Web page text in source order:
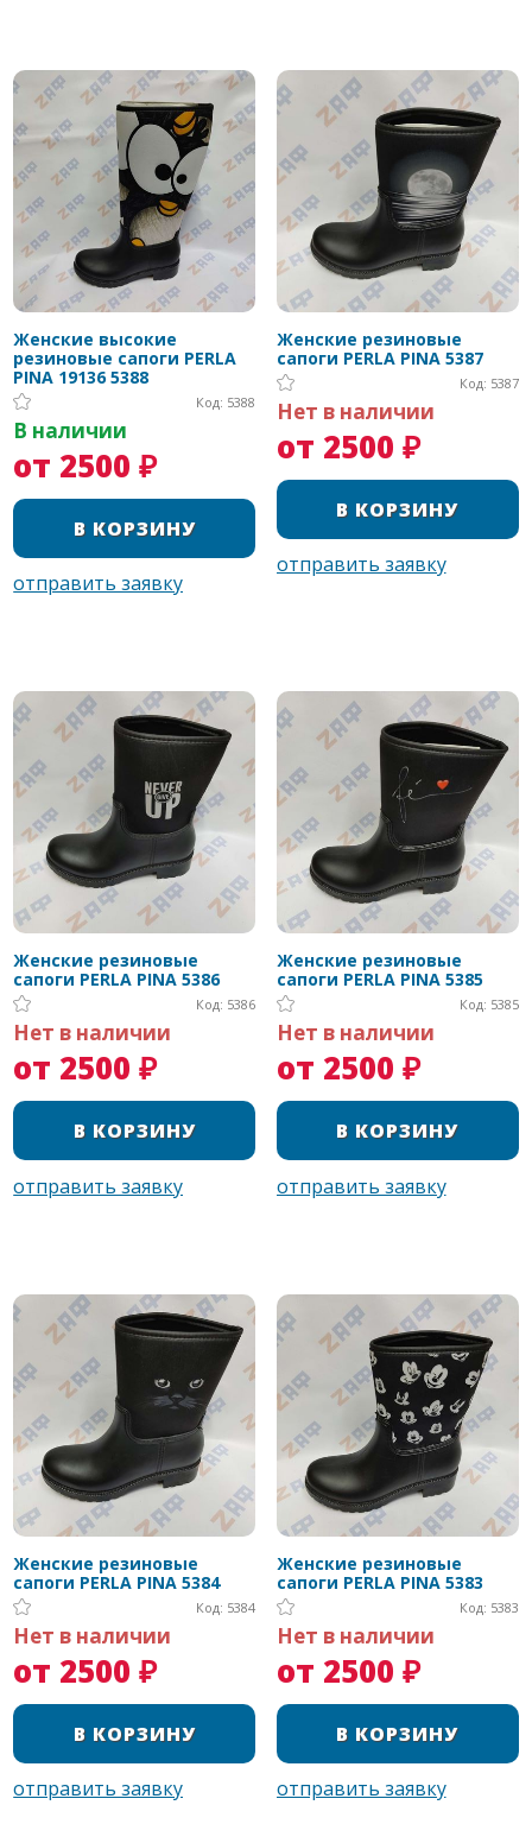
Женские высокие
резиновые сапоги PERLA
PINA 19136 5388
Код: 5388
В наличии
от 2500 ₽
Женские резиновые
сапоги PERLA PINA 5387
Код: 5387
Нет в наличии
от 2500 ₽
Женские резиновые
сапоги PERLA PINA 5386
Код: 5386
Нет в наличии
от 2500 ₽
Женские резиновые
сапоги PERLA PINA 5385
Код: 5385
Нет в наличии
от 2500 ₽
Женские резиновые
сапоги PERLA PINA 5384
Код: 5384
Нет в наличии
от 2500 ₽
Женские резиновые
сапоги PERLA PINA 5383
Код: 5383
Нет в наличии
от 2500 ₽